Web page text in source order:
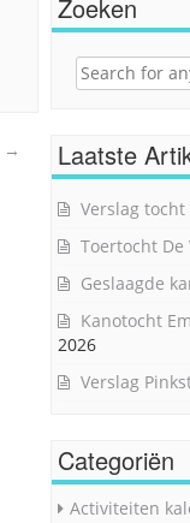
→
Zoeken
Search
Laatste
Verslag tocht
Toertocht
Geslaagde
Kanotocht
2026
Verslag
Categoriën
Activiteiten